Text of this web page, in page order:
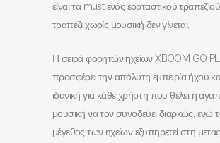
είναι τα must ενός εορταστικού
τραπέζι χωρίς μουσική δεν γίνεται.
Η σειρά φορητών ηχείων XBOOM GO
προσφέρει την απόλυτη εμπειρία ήχου και
ιδανική για κάθε χρήστη που θέλει η
μουσική να τον συνοδεύει διαρκώς, ενώ
μέγεθος των ηχείων εξυπηρετεί στη